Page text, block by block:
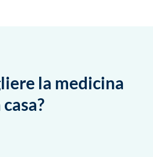
la medicina
casa?